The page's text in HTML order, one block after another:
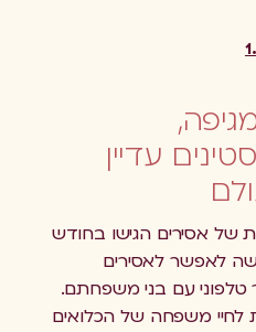
עדיין
של אסירים הגישו בחודש
לאפשר לאסירים
טלפוני עם בני משפחתם.
לחיי משפחה של הכלואים